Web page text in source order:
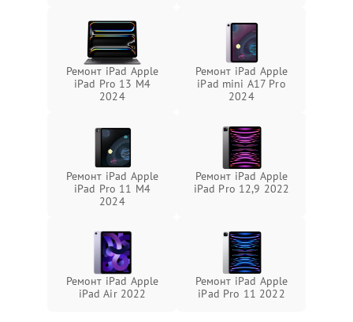
Ремонт iPad Apple
iPad Pro 13 M4
2024
Ремонт iPad Apple
iPad mini A17 Pro
2024
Ремонт iPad Apple
iPad Pro 11 M4
2024
Ремонт iPad Apple
iPad Pro 12,9 2022
Ремонт iPad Apple
iPad Air 2022
Ремонт iPad Apple
iPad Pro 11 2022